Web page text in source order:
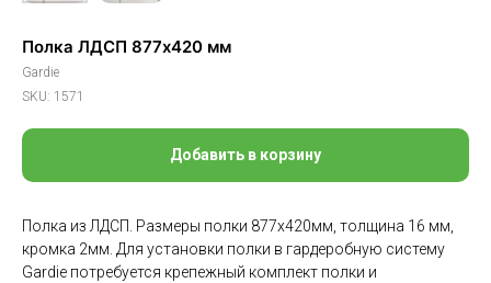
Полка ЛДСП 877х420 мм
Gardie
SKU: 1571
Добавить в корзину
Полка из ЛДСП. Размеры полки 877х420мм, толщина 16 мм,
кромка 2мм. Для установки полки в гардеробную систему
Gardie потребуется крепежный комплект полки и